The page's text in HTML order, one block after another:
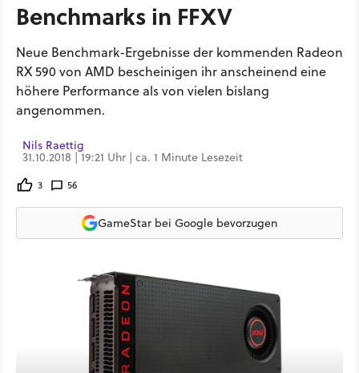
Benchmarks in FFXV
Neue Benchmark-Ergebnisse der kommenden Radeon
RX 590 von AMD bescheinigen ihr anscheinend eine
höhere Performance als von vielen bislang
angenommen.
Nils Raettig
31.10.2018 | 19:21 Uhr | ca. 1 Minute Lesezeit
3 56
GameStar bei Google bevorzugen